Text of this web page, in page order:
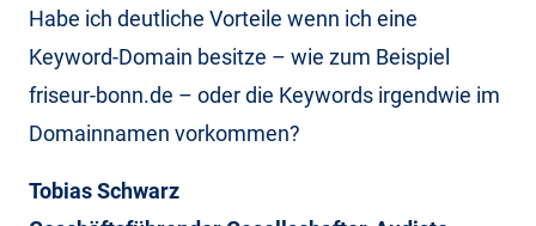
Habe ich deutliche Vorteile wenn ich eine
Keyword-Domain besitze – wie zum Beispiel
friseur-bonn.de – oder die Keywords irgendwie im
Domainnamen vorkommen?
Tobias Schwarz